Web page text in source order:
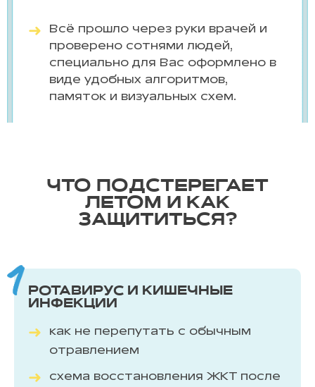
Всё прошло через руки врачей и
проверено сотнями людей,
специально для Вас оформлено в
виде удобных алгоритмов,
памяток и визуальных схем.
ЧТО ПОДСТЕРЕГАЕТ
ЛЕТОМ И КАК
ЗАЩИТИТЬСЯ?
РОТАВИРУС И КИШЕЧНЫЕ
ИНФЕКЦИИ
как не перепутать с обычным
отравлением
схема восстановления ЖКТ после